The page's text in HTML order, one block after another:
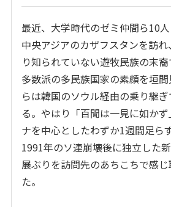
最近、大学時代のゼミ仲間ら10
中央アジアのカザフスタンを訪
り知られていない遊牧民族の末
多数派の多民族国家の素顔を垣
らは韓国のソウル経由の乗り継
る。やはり「百聞は一見に如か
ナを中心としたわずか1週間足ら
1991年のソ連崩壊後に独立した
展ぶりを訪問先のあちこちで感
た。